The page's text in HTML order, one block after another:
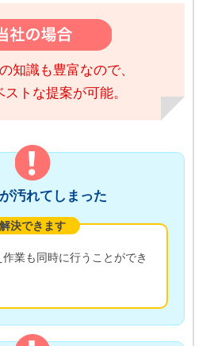
知識も豊富なので、
トな提案が可能。
汚れてしまった
解決できます
業も同時に行うことができ